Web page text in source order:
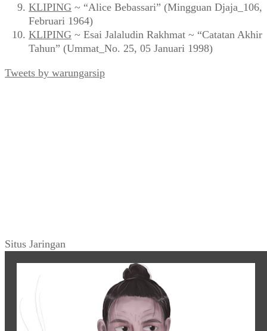
KLIPING ~ “Alice Bebassari” (Mingguan Djaja_106,
Februari 1964)
KLIPING ~ Esai Jalaludin Rakhmat ~ “Catatan Akhir
Tahun” (Ummat_No. 25, 05 Januari 1998)
Tweets by warungarsip
Situs Jaringan